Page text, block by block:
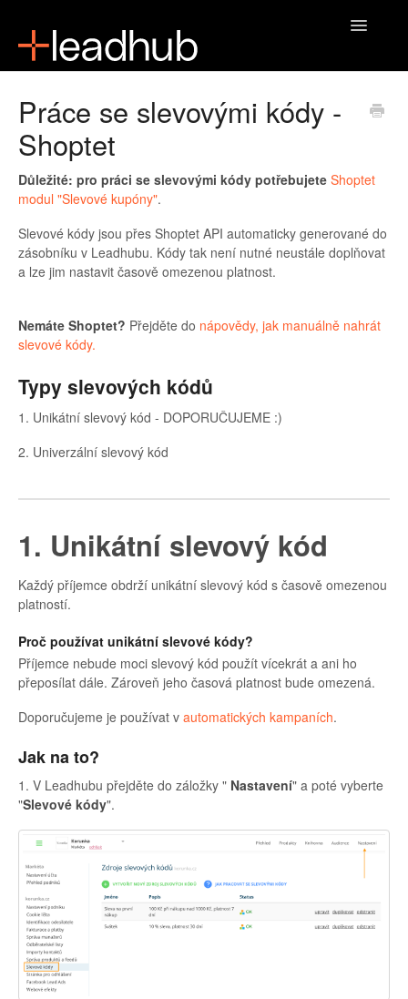
Toggle
Práce se slevovými kódy -
Shoptet
Důležité: pro práci se slevovými kódy potřebujete Shoptet
modul "Slevové kupóny".
Slevové kódy jsou přes Shoptet API automaticky generované do
zásobníku v Leadhubu. Kódy tak není nutné neustále doplňovat
a lze jim nastavit časově omezenou platnost.
Nemáte Shoptet? Přejděte do nápovědy, jak manuálně nahrát
slevové kódy.
Typy slevových kódů
1. Unikátní slevový kód - DOPORUČUJEME :)
2. Univerzální slevový kód
1. Unikátní slevový kód
Každý příjemce obdrží unikátní slevový kód s časově omezenou
platností.
Proč používat unikátní slevové kódy?
Příjemce nebude moci slevový kód použít vícekrát a ani ho
přeposílat dále. Zároveň jeho časová platnost bude omezená.
Doporučujeme je používat v automatických kampaních.
Jak na to?
1. V Leadhubu přejděte do záložky " Nastavení" a poté vyberte
"Slevové kódy".